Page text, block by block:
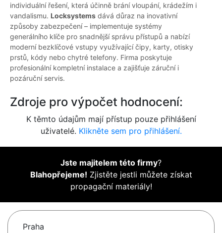
individuální řešení, která účinně brání vloupání, krádežím i
vandalismu. Locksystems dává důraz na inovativní
způsoby zabezpečení – implementuje systémy
generálního klíče pro snadnější správu přístupů a nabízí
moderní bezklíčové vstupy využívající čipy, karty, otisky
prstů, kódy nebo chytré telefony. Firma poskytuje
profesionální kompletní instalace a zajišťuje záruční i
pozáruční servis.
Zdroje pro výpočet hodnocení:
K těmto údajům mají přístup pouze přihlášení
uživatelé. Klikněte sem pro přihlášení.
Jste majitelem této firmy?
Blahopřejeme! Zjistěte jestli můžete získat
propagační materiály!
Praha